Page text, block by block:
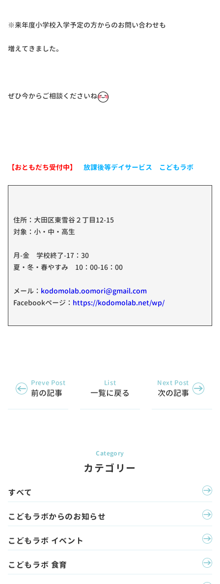
※来年度小学校入学予定の方からのお問い合わせも
増えてきました。
ぜひ今からご相談くださいね
【おともだち受付中】 放課後等デイサービス こどもラボ
住所：大田区東雪谷２丁目12-15
対象：小・中・高生
月-金 学校終了-17：30
夏・冬・春やすみ 10：00-16：00
メール： kodomolab.oomori@gmail.com
Facebookページ： https://kodomolab.net/wp/
Preve Post
前の記事
List
一覧に戻る
Next Post
次の記事
カテゴリー
すべて
こどもラボからのお知らせ
こどもラボ イベント
こどもラボ 食育